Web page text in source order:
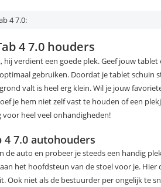
4 7.0:
4 7.0 houders
hij verdient een goede plek. Geef jouw
gebruiken. Doordat je tablet schuin
valt is heel erg klein. Wil je jouw
je hem niet zelf vast te houden of een
heel veel onhandigheden!
4 7.0 autohouders
de auto en probeer je steeds een handig
het hoofdsteun van de stoel voor je.
Ook niet als de bestuurder per ongelijk te